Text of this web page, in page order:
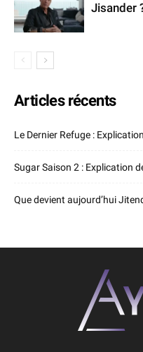
Jisander
Articles récents
Le Dernier Refuge :
Sugar Saison 2 : Explication
Que devient aujourd’hui